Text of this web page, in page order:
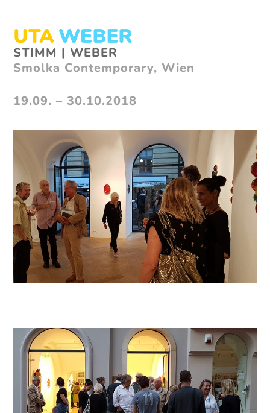
contentOpen
mobile
menu
Close
mobile
menu
STIMM | WEBER
Smolka Contemporary, Wien
19.09. – 30.10.2018